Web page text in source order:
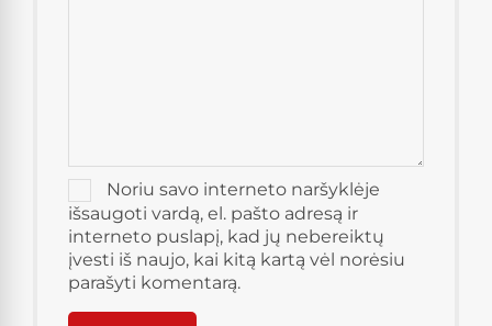
Noriu savo interneto naršyklėje
išsaugoti vardą, el. pašto adresą ir
interneto puslapį, kad jų nebereiktų
įvesti iš naujo, kai kitą kartą vėl norėsiu
parašyti komentarą.